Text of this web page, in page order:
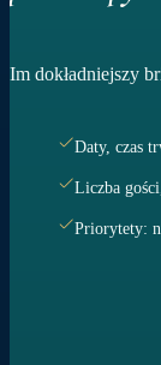
Im dokładniejszy
Daty, czas
Liczba
Priorytety: